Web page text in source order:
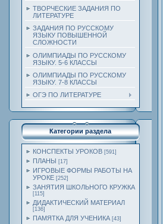
ТВОРЧЕСКИЕ ЗАДАНИЯ ПО
ЛИТЕРАТУРЕ
ЗАДАНИЯ ПО РУССКОМУ
ЯЗЫКУ ПОВЫШЕННОЙ
СЛОЖНОСТИ
ОЛИМПИАДЫ ПО РУССКОМУ
ЯЗЫКУ. 5-6 КЛАССЫ
ОЛИМПИАДЫ ПО РУССКОМУ
ЯЗЫКУ. 7-8 КЛАССЫ
ОГЭ ПО ЛИТЕРАТУРЕ
Категории раздела
КОНСПЕКТЫ УРОКОВ [591]
ПЛАНЫ [17]
ИГРОВЫЕ ФОРМЫ РАБОТЫ НА
УРОКЕ [252]
ЗАНЯТИЯ ШКОЛЬНОГО КРУЖКА
[115]
ДИДАКТИЧЕСКИЙ МАТЕРИАЛ
[136]
ПАМЯТКА ДЛЯ УЧЕНИКА [43]